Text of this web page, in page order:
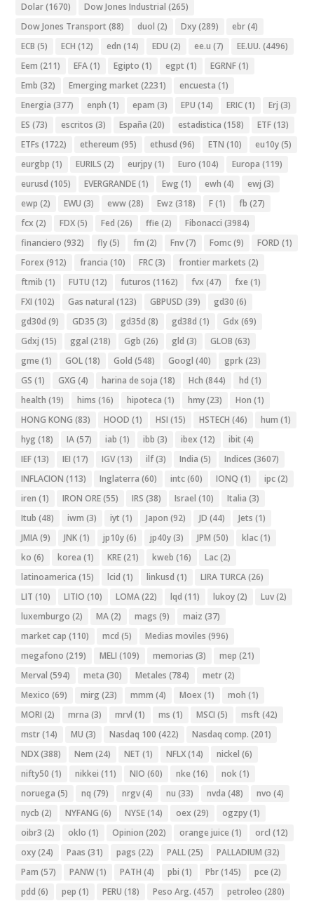
Dolar(1670) Dow Jones Industrial (265)
Dow Jones Transport (88) duol (2) Dxy(289) ebr(4)
ECB (5) ECH (12) edn (14) EDU (2) ee.u (7) EE.UU. (4496)
Eem (211) EFA(1) Egipto (1) egpt (1) EGRNF(1)
Emb (32) Emerging market (2231) encuesta (1)
Energia (377) enph (1) epam (3) EPU (14) ERIC(1) Erj (3)
ES (73) escritos (3) España (20) estadistica (158) ETF(13)
ETFs (1722) ethereum (95) ethusd (96) ETN (10) eu10y(5)
eurgbp (1) EURILS (2) eurjpy(1) Euro (104) Europa (119)
eurusd (105) EVERGRANDE(1) Ewg (1) ewh (4) ewj (3)
ewp (2) EWU (3) eww(28) Ewz (318) F(1) fb (27)
fcx (2) FDX(5) Fed (26) ffie (2) Fibonacci (3984)
financiero (932) fly(5) fm (2) Fnv(7) Fomc(9) FORD (1)
Forex (912) francia (10) FRC(3) frontier markets (2)
ftmib (1) FUTU (12) futuros (1162) fvx (47) fxe (1)
FXI (102) Gas natural (123) GBPUSD (39) gd30 (6)
gd30d (9) GD35 (3) gd35d (8) gd38d (1) Gdx (69)
Gdxj (15) ggal (218) Ggb (26) gld (3) GLOB (63)
gme (1) GOL(18) Gold (548) Googl (40) gprk(23)
GS (1) GXG (4) harina de soja (18) Hch (844) hd (1)
health (19) hims (16) hipoteca (1) hmy(23) Hon (1)
HONG KONG (83) HOOD (1) HSI (15) HSTECH (46) hum (1)
hyg (18) IA(57) iab (1) ibb (3) ibex (12) ibit (4)
IEF(13) IEI (17) IGV(13) ilf(3) India (5) Indices (3607)
INFLACION (113) Inglaterra (60) intc(60) IONQ (1) ipc(2)
iren (1) IRON ORE(55) IRS (38) Israel (10) Italia (3)
Itub (48) iwm (3) iyt (1) Japon (92) JD (44) Jets (1)
JMIA(9) JNK(1) jp10y(6) jp40y(3) JPM (50) klac(1)
ko (6) korea (1) KRE(21) kweb (16) Lac(2)
latinoamerica (15) lcid (1) linkusd (1) LIRA TURCA(26)
LIT (10) LITIO (10) LOMA(22) lqd (11) lukoy(2) Luv(2)
luxemburgo (2) MA(2) mags (9) maiz (37)
market cap (110) mcd (5) Medias moviles (996)
megafono (219) MELI (109) memorias (3) mep (21)
Merval (594) meta (30) Metales (784) metr(2)
Mexico (69) mirg (23) mmm (4) Moex (1) moh (1)
MORI (2) mrna (3) mrvl (1) ms (1) MSCI (5) msft (42)
mstr(14) MU (3) Nasdaq 100 (422) Nasdaq comp. (201)
NDX(388) Nem (24) NET (1) NFLX(14) nickel (6)
nifty50 (1) nikkei (11) NIO (60) nke (16) nok(1)
noruega (5) nq (79) nrgv(4) nu (33) nvda (48) nvo (4)
nycb (2) NYFANG (6) NYSE(14) oex (29) ogzpy(1)
oibr3 (2) oklo (1) Opinion (202) orange juice (1) orcl (12)
oxy(24) Paas (31) pags (22) PALL(25) PALLADIUM (32)
Pam (57) PANW(1) PATH (4) pbi (1) Pbr(145) pce (2)
pdd (6) pep (1) PERU (18) Peso Arg. (457) petroleo (280)